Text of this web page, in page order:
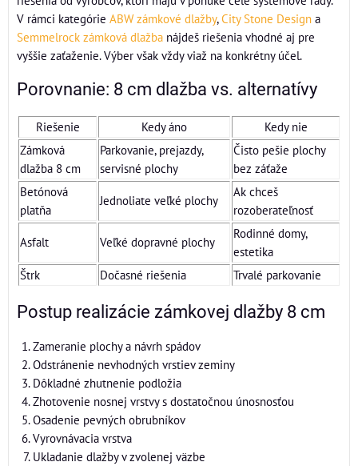
V rámci kategórie ABW zámkové dlažby,City Stone Design a
Semmelrock zámková dlažba nájdeš riešenia vhodné aj pre
vyššie zaťaženie. Výber však vždy viaž na konkrétny účel.
Porovnanie: 8 cm dlažba vs. alternatívy
Riešenie Kedy áno
Kedy nie
Zámková
dlažba 8 cm
Parkovanie, prejazdy,
servisné plochy
Čisto pešie plochy
bez záťaže
Betónová
platňa
Jednoliate veľké plochy
Ak chceš
rozoberateľnosť
Asfalt
Veľké dopravné plochy
Rodinné domy,
estetika
Štrk
Dočasné riešenia Trvalé parkovanie
Postup realizácie zámkovej dlažby 8 cm
Zameranie plochy a návrh spádov
Odstránenie nevhodných vrstiev zeminy
Dôkladné zhutnenie podložia
Zhotovenie nosnej vrstvy s dostatočnou únosnosťou
Osadenie pevných obrubníkov
Vyrovnávacia vrstva
Ukladanie dlažby v zvolenej väzbe